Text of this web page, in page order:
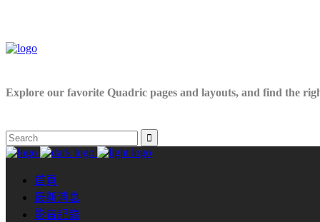
Explore our favorite Quadric pages and layouts, and find the
首頁
最新消息
影音記錄